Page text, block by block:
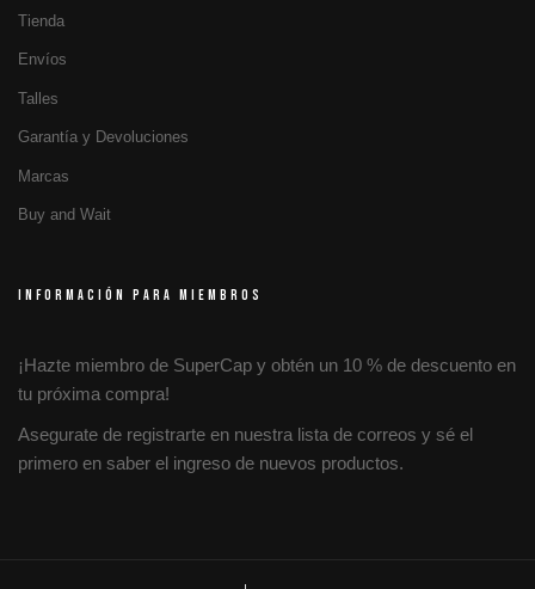
Tienda
Envíos
Talles
Garantía y Devoluciones
Marcas
Buy and Wait
INFORMACIÓN PARA MIEMBROS
¡Hazte miembro de SuperCap y obtén un 10 % de descuento en
tu próxima compra!
Asegurate de registrarte en nuestra lista de correos y sé el
primero en saber el ingreso de nuevos productos.